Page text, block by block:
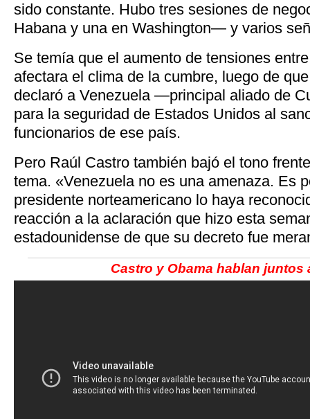
sido constante. Hubo tres sesiones de
Habana y una en Washington— y varios
Se temía que el aumento de tensiones
afectara el clima de la cumbre, luego de
declaró a Venezuela —principal aliado de
para la seguridad de Estados Unidos al
funcionarios de ese país.
Pero Raúl Castro también bajó el tono
tema. «Venezuela no es una amenaza. Es
presidente norteamericano lo haya
reacción a la aclaración que hizo esta
estadounidense de que su decreto fue
Castro y Obama hablan juntos